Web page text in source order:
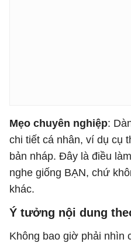
Mẹo chuyên nghiệp:
chi tiết cá nhân, ví dụ cụ
bản nháp. Đây là điều
nghe giống BẠN, chứ
khác.
Ý tưởng nội dung
Không bao giờ phải nhìn